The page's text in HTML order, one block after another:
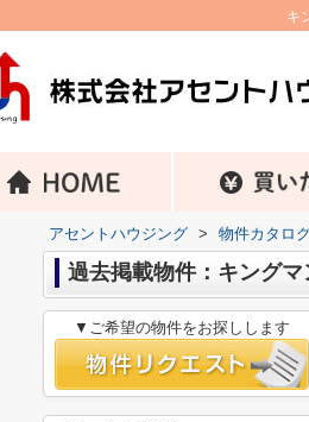
キ
アセントハウジング > 物件カタロ
過去掲載物件：キング
▼ご希望の物件をお探しします